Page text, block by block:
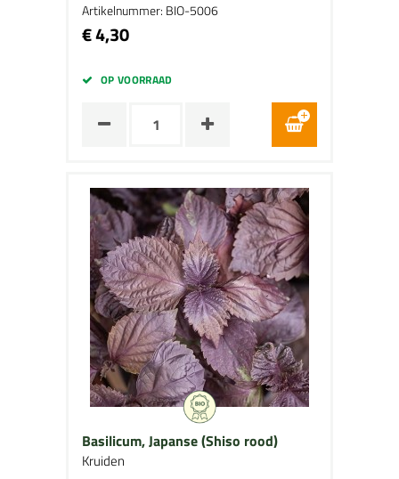
Artikelnummer: BIO-5006
€ 4,30
OP VOORRAAD
Basilicum, Japanse (Shiso rood)
Kruiden